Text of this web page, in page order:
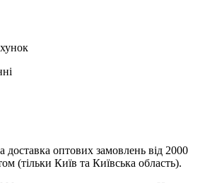
доставка оптових замовлень від 2000
(тільки Київ та Київська область).